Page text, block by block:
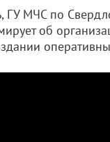
ГУ МЧС по
об